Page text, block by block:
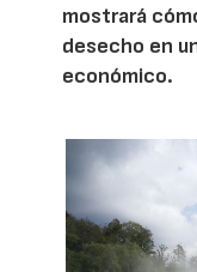
mostrará
desecho en
económico.